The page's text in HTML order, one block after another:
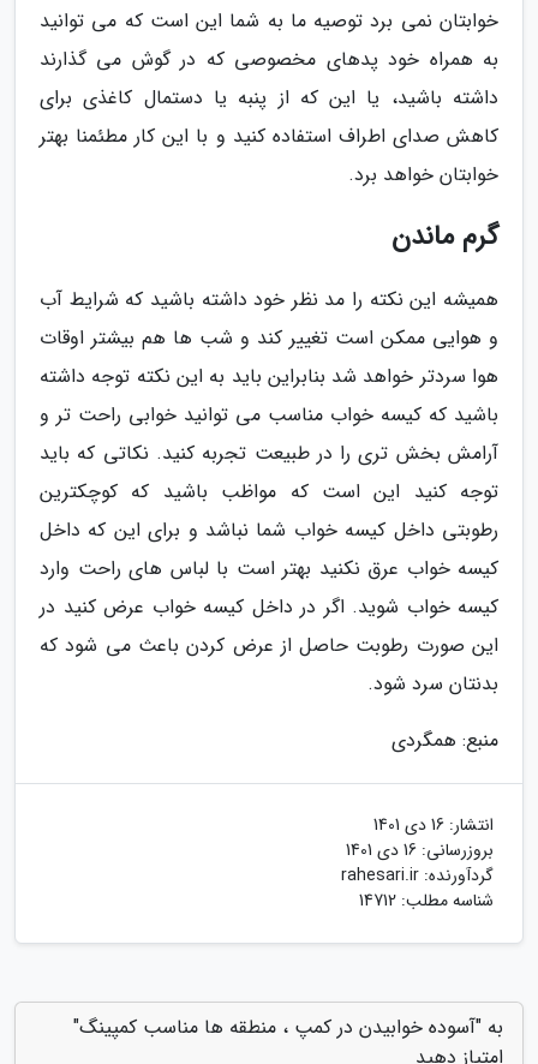
خوابتان نمی برد توصیه ما به شما این است که می توانید
به همراه خود پدهای مخصوصی که در گوش می گذارند
داشته باشید، یا این که از پنبه یا دستمال کاغذی برای
کاهش صدای اطراف استفاده کنید و با این کار مطئمنا بهتر
خوابتان خواهد برد.
گرم ماندن
همیشه این نکته را مد نظر خود داشته باشید که شرایط آب
و هوایی ممکن است تغییر کند و شب ها هم بیشتر اوقات
هوا سردتر خواهد شد بنابراین باید به این نکته توجه داشته
باشید که کیسه خواب مناسب می توانید خوابی راحت تر و
آرامش بخش تری را در طبیعت تجربه کنید. نکاتی که باید
توجه کنید این است که مواظب باشید که کوچکترین
رطوبتی داخل کیسه خواب شما نباشد و برای این که داخل
کیسه خواب عرق نکنید بهتر است با لباس های راحت وارد
کیسه خواب شوید. اگر در داخل کیسه خواب عرض کنید در
این صورت رطوبت حاصل از عرض کردن باعث می شود که
بدنتان سرد شود.
منبع: همگردی
انتشار: 16 دی 1401
بروزرسانی: 16 دی 1401
گردآورنده: rahesari.ir
شناسه مطلب: 14712
به "آسوده خوابیدن در کمپ ، منطقه ها مناسب کمپینگ"
امتیاز دهید